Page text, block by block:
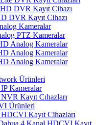
DVR Kayıt Cihazı
DVR Kayıt Cihazı
Kameralar
PTZ Kameralar
Analog Kameralar
Analog Kameralar
Analog Kameralar
Ürünleri
Kameralar
Kayıt Cıhazları
Ürünleri
Kayıt Cihazları
4 Kanal HDCVI Kayıt